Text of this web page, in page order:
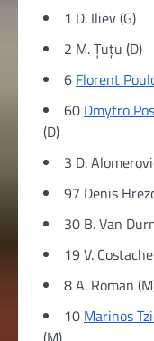
1 D. Iliev (G)
2 M. Țuțu (D)
6 Florent
60 Dmytro
(D)
3 D.
97 Denis
30 B. Van
19 V.
8 A. Roman
10 Marinos